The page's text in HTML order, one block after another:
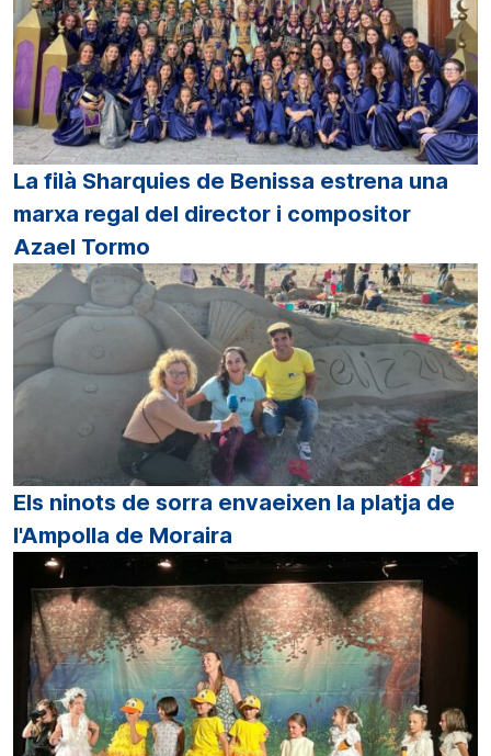
La filà Sharquies de Benissa estrena una
marxa regal del director i compositor
Azael Tormo
Els ninots de sorra envaeixen la platja de
l'Ampolla de Moraira